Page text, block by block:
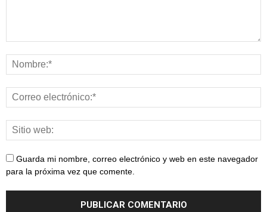
Guarda mi nombre, correo electrónico y web en este navegador
para la próxima vez que comente.